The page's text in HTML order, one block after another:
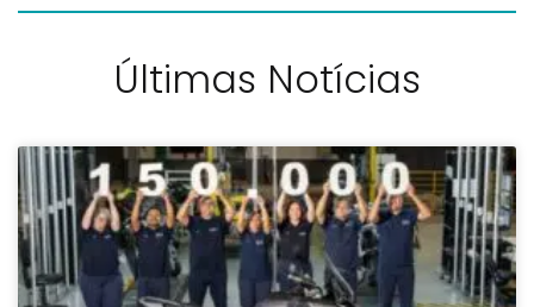
Últimas Notícias